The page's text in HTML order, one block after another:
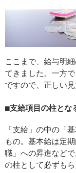
ここまで、給与明
てきました。一方
ですので、正しい
支給項目の柱とな
「支給」の中の「基
もの。基本給は定
職」への昇進など
の柱として必ずも